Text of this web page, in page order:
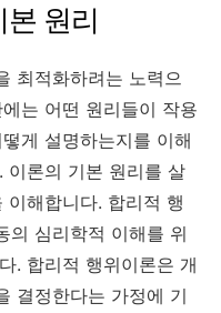
원리
최적화하려는 노력으
는 어떤 원리들이 작용
게 설명하는지를 이해
이론의 기본 원리를 살
해합니다. 합리적 행
의 심리학적 이해를 위
. 합리적 행위이론은 개
결정한다는 가정에 기